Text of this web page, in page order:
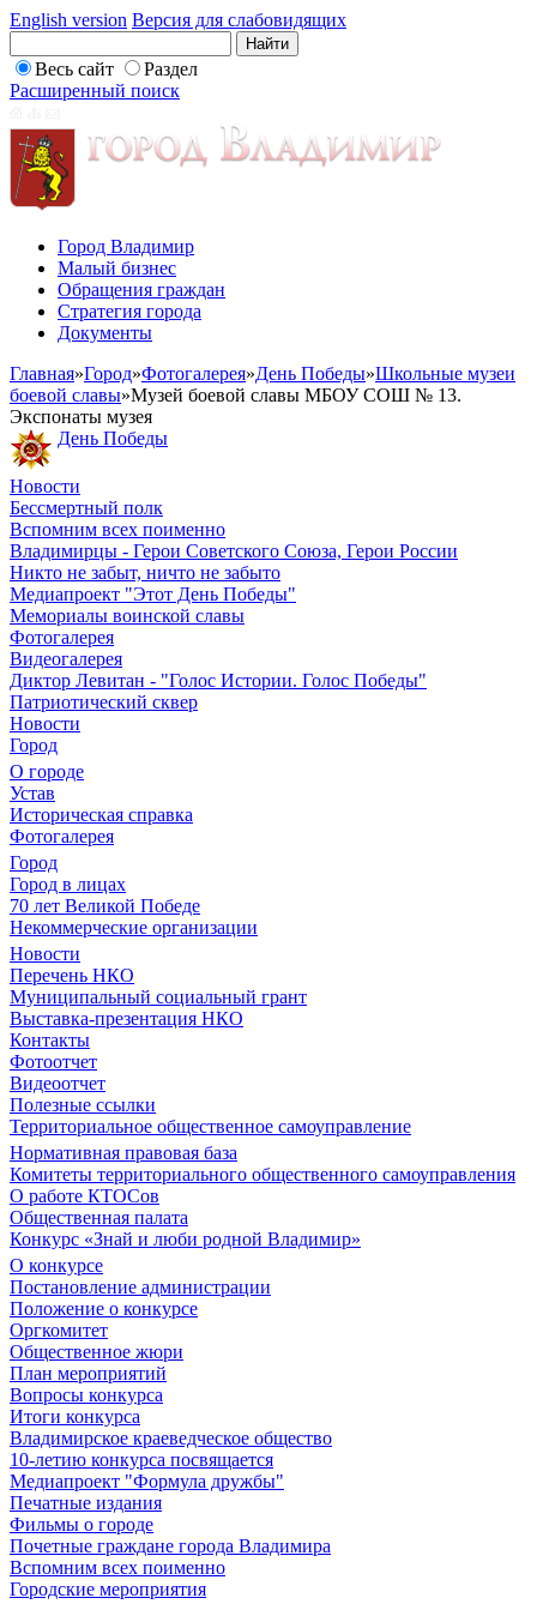
English version Версия для слабовидящих
Весь сайт
Раздел
Расширенный поиск
Город Владимир
Малый бизнес
Обращения граждан
Стратегия города
Документы
Главная»Город»Фотогалерея»День Победы»Школьные музеи
боевой славы»Музей боевой славы МБОУ СОШ № 13.
Экспонаты музея
День Победы
Новости
Бессмертный полк
Вспомним всех поименно
Владимирцы - Герои Советского Союза, Герои России
Никто не забыт, ничто не забыто
Медиапроект "Этот День Победы"
Мемориалы воинской славы
Фотогалерея
Видеогалерея
Диктор Левитан - "Голос Истории. Голос Победы"
Патриотический сквер
Новости
Город
О городе
Устав
Историческая справка
Фотогалерея
Город
Город в лицах
70 лет Великой Победе
Некоммерческие организации
Новости
Перечень НКО
Муниципальный социальный грант
Выставка-презентация НКО
Контакты
Фотоотчет
Видеоотчет
Полезные ссылки
Территориальное общественное самоуправление
Нормативная правовая база
Комитеты территориального общественного самоуправления
О работе КТОСов
Общественная палата
Конкурс «Знай и люби родной Владимир»
О конкурсе
Постановление администрации
Положение о конкурсе
Оргкомитет
Общественное жюри
План мероприятий
Вопросы конкурса
Итоги конкурса
Владимирское краеведческое общество
10-летию конкурса посвящается
Медиапроект "Формула дружбы"
Печатные издания
Фильмы о городе
Почетные граждане города Владимира
Вспомним всех поименно
Городские мероприятия